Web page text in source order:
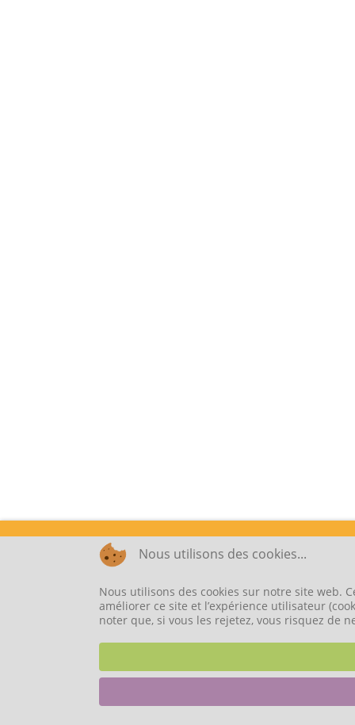
Nous utilisons des cookies...
Nous utilisons des cookies sur notre site web.
améliorer ce site et l’expérience utilisateur
noter que, si vous les rejetez, vous risquez de